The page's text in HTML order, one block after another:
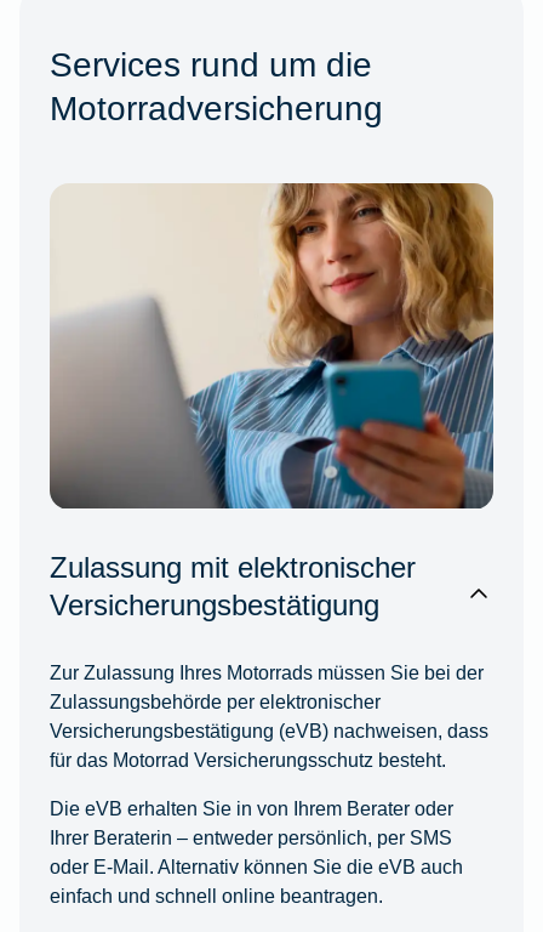
Services rund um die
Motorradversicherung
Zulassung mit elektronischer
Versicherungsbestätigung
Zur Zulassung Ihres Motorrads müssen Sie bei der
Zulassungsbehörde per elektronischer
Versicherungsbestätigung (eVB) nachweisen, dass
für das Motorrad Versicherungsschutz besteht.
Die eVB erhalten Sie in von Ihrem Berater oder
Ihrer Beraterin – entweder persönlich, per SMS
oder E-Mail. Alternativ können Sie die eVB auch
einfach und schnell online beantragen.